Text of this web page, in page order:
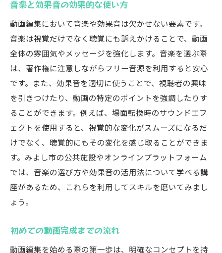
音楽と効果音の効果的な使い方
動画編集において音楽や効果音は欠かせない要素です。
音楽は視覚だけでなく聴覚にも訴えかけることで、動画
全体の雰囲気やメッセージを強化します。音楽を選ぶ際
は、著作権に注意しながらフリー音源を利用すると安心
です。また、効果音を適切に使うことで、視聴者の興味
を引きつけたり、動画の特定のポイントを強調したりす
ることができます。例えば、場面転換時のサウンドエフ
ェクトを使用すると、視覚的な変化がスムーズになるだ
けでなく、聴覚的にもその変化を感じ取ることができま
す。みよし市の公共施設やオンラインプラットフォーム
では、音楽の選び方や効果音の活用法について学べる講
座があるため、これらを利用してスキルを磨いてみまし
ょう。
初めての動画完成までの流れ
動画編集を始める際の第一歩は、明確なコンセプトを持